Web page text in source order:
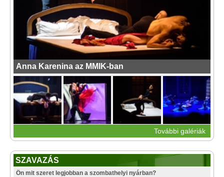
Anna Karenina az MMIK-ban
További galériák
SZAVAZÁS
Ön mit szeret legjobban a szombathelyi nyárban?